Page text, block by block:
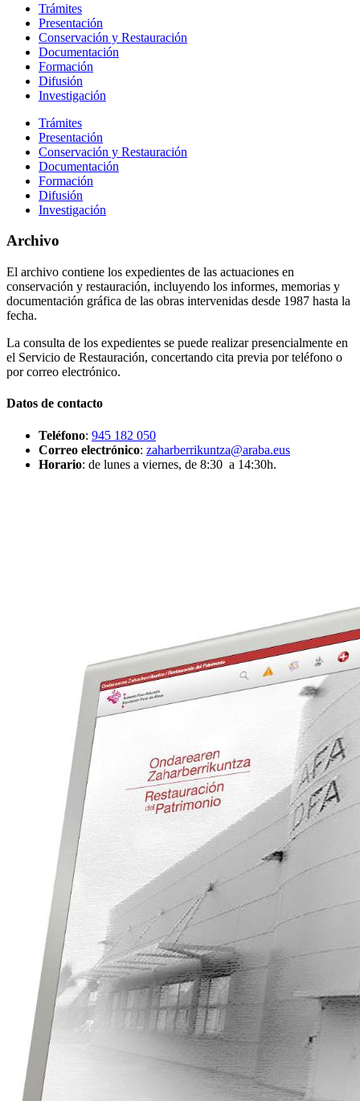
Trámites
Presentación
Conservación y Restauración
Documentación
Formación
Difusión
Investigación
Trámites
Presentación
Conservación y Restauración
Documentación
Formación
Difusión
Investigación
Archivo
El archivo contiene los expedientes de las actuaciones en
conservación y restauración, incluyendo los informes, memorias y
documentación gráfica de las obras intervenidas desde 1987 hasta la
fecha.
La consulta de los expedientes se puede realizar presencialmente en
el Servicio de Restauración, concertando cita previa por teléfono o
por correo electrónico.
Datos de contacto
Teléfono: 945 182 050
Correo electrónico: zaharberrikuntza@araba.eus
Horario: de lunes a viernes, de 8:30 a 14:30h.